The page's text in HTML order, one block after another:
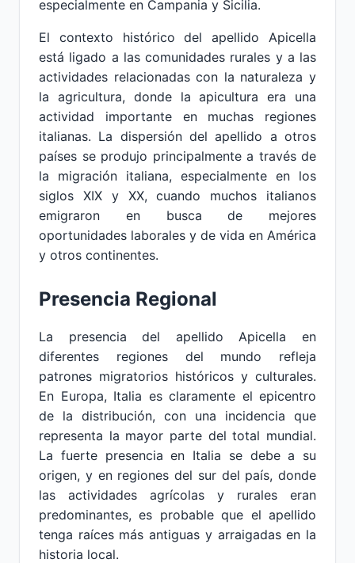
especialmente en Campania y Sicilia.
El contexto histórico del apellido Apicella
está ligado a las comunidades rurales y a las
actividades relacionadas con la naturaleza y
la agricultura, donde la apicultura era una
actividad importante en muchas regiones
italianas. La dispersión del apellido a otros
países se produjo principalmente a través de
la migración italiana, especialmente en los
siglos XIX y XX, cuando muchos italianos
emigraron en busca de mejores
oportunidades laborales y de vida en América
y otros continentes.
Presencia Regional
La presencia del apellido Apicella en
diferentes regiones del mundo refleja
patrones migratorios históricos y culturales.
En Europa, Italia es claramente el epicentro
de la distribución, con una incidencia que
representa la mayor parte del total mundial.
La fuerte presencia en Italia se debe a su
origen, y en regiones del sur del país, donde
las actividades agrícolas y rurales eran
predominantes, es probable que el apellido
tenga raíces más antiguas y arraigadas en la
historia local.